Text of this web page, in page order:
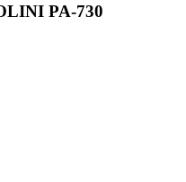
PA-730